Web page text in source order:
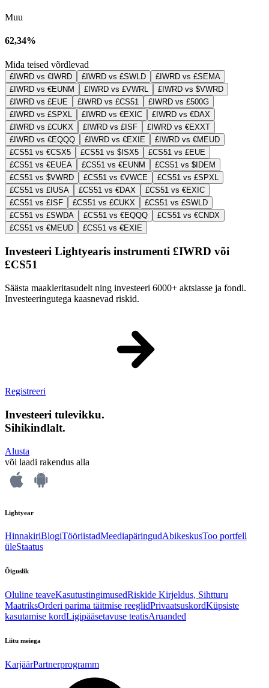
Muu
62,34%
Mida teised võrdlevad
£IWRD vs €IWRD £IWRD vs £SWLD
£IWRD vs £SEMA
£IWRD vs €EUNM
£IWRD vs £VWRL
£IWRD vs $VWRD
£IWRD vs £EUE
£IWRD vs £CS51
£IWRD vs £500G
£IWRD vs £SPXL
£IWRD vs €EXIC
£IWRD vs €DAX
£IWRD vs £CUKX
£IWRD vs £ISF
£IWRD vs €EXXT
£IWRD vs €EQQQ
£IWRD vs €EXIE
£IWRD vs €MEUD
£CS51 vs €CSX5
£CS51 vs $ISX5
£CS51 vs £EUE
£CS51 vs €EUEA
£CS51 vs €EUNM
£CS51 vs $IDEM
£CS51 vs $VWRD
£CS51 vs €VWCE
£CS51 vs £SPXL
£CS51 vs £IUSA
£CS51 vs €DAX
£CS51 vs €EXIC
£CS51 vs £ISF
£CS51 vs £CUKX
£CS51 vs £SWLD
£CS51 vs £SWDA
£CS51 vs €EQQQ
£CS51 vs €CNDX
£CS51 vs €MEUD
£CS51 vs €EXIE
Investeeri Lightyearis instrumenti £IWRD või
£CS51
Säästa maakleritasudelt ning investeeri 6000+ aktsiasse ja fondi.
Investeeringutega kaasnevad riskid.
Registreeri
Investeeri tulevikku.
Sihikindlalt.
Alusta
või laadi rakendus alla
Lightyear
HinnakiriBlogiTööriistadMeediapäringudAbikeskusToo portfell
üleStaatus
Õiguslik
Oluline teaveKasutustingimusedRiskide Kirjeldus, Sihtturu
MaatriksOrderi parima täitmise reeglidPrivaatsuskordKüpsiste
kasutamise kordLigipääsetavuse teatisAruanded
Liitu meiega
KarjäärPartnerprogramm